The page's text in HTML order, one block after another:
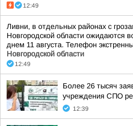
12:49
Ливни, в отдельных районах с
Новгородской области ожидаются
днем 11 августа. Телефон
Новгородской области
12:49
Более 26 тысяч
учреждения СПО
12:39